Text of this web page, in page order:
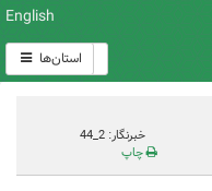
English
استان‌ها
خبرنگار: 2_44
چاپ